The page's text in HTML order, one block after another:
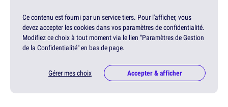
Ce contenu est fourni par un service tiers. Pour l'afficher, vous
devez accepter les cookies dans vos paramètres de confidentialité.
Modifiez ce choix à tout moment via le lien "Paramètres de Gestion
de la Confidentialité" en bas de page.
Gérer mes choix Accepter & afficher